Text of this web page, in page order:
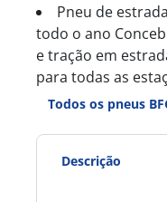
Pneu de
todo o ano
e tração em
para todas as
Todos os pneus
Descrição